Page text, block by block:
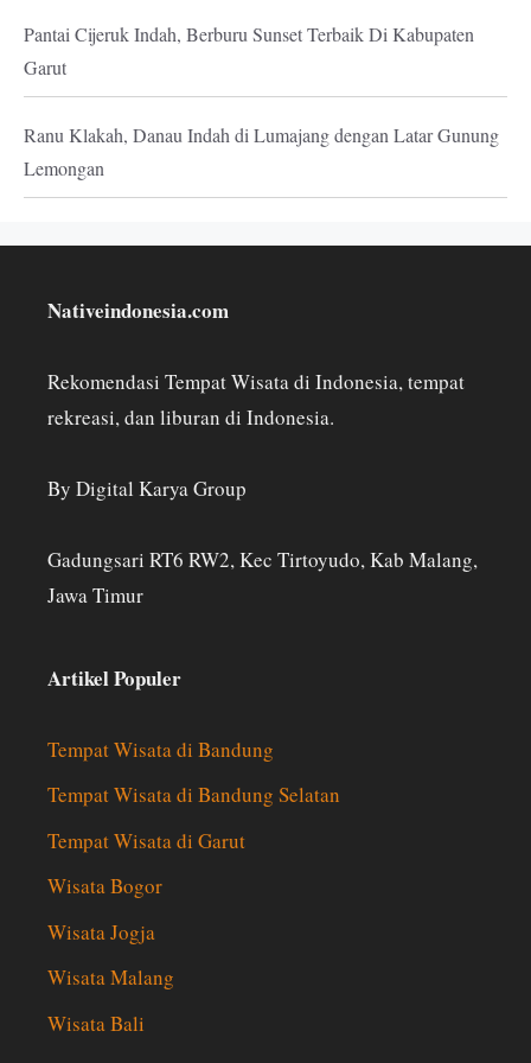
Pantai Cijeruk Indah, Berburu Sunset Terbaik Di Kabupaten
Garut
Ranu Klakah, Danau Indah di Lumajang dengan Latar Gunung
Lemongan
Nativeindonesia.com
Rekomendasi Tempat Wisata di Indonesia, tempat
rekreasi, dan liburan di Indonesia.
By Digital Karya Group
Gadungsari RT6 RW2, Kec Tirtoyudo, Kab Malang,
Jawa Timur
Artikel Populer
Tempat Wisata di Bandung
Tempat Wisata di Bandung Selatan
Tempat Wisata di Garut
Wisata Bogor
Wisata Jogja
Wisata Malang
Wisata Bali